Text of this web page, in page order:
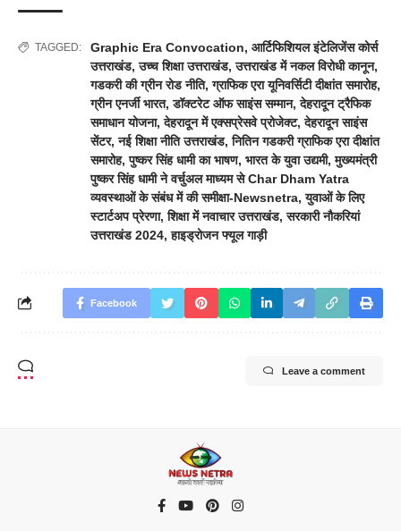
TAGGED: Graphic Era Convocation, आर्टिफिशियल इंटेलिजेंस कोर्स
उत्तराखंड,उच्च शिक्षा उत्तराखंड,उत्तराखंड में नकल विरोधी कानून,
गडकरी की ग्रीन रोड नीति,ग्राफिक एरा यूनिवर्सिटी दीक्षांत समारोह,
ग्रीन एनर्जी भारत,डॉक्टरेट ऑफ साइंस सम्मान,देहरादून ट्रैफिक
समाधान योजना,देहरादून में एक्सप्रेसवे प्रोजेक्ट,देहरादून साइंस
सेंटर,नई शिक्षा नीति उत्तराखंड,नितिन गडकरी ग्राफिक एरा दीक्षांत
समारोह,पुष्कर सिंह धामी का भाषण, भारत के युवा उद्यमी,मुख्यमंत्री
पुष्कर सिंह धामी ने वर्चुअल माध्यम से Char Dham Yatra
व्यवस्थाओं के संबंध में की समीक्षा-Newsnetra,युवाओं के लिए
स्टार्टअप प्रेरणा,शिक्षा में नवाचार उत्तराखंड,सरकारी नौकरियां
उत्तराखंड 2024,हाइड्रोजन फ्यूल गाड़ी
Facebook
Leave a comment